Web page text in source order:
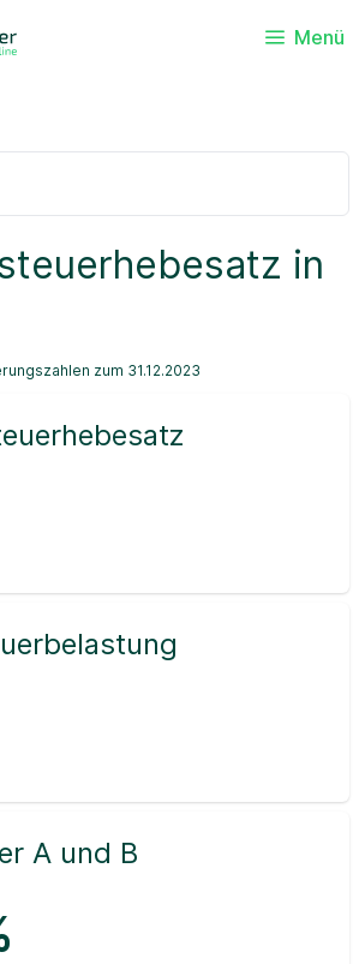
Menü
in
zum 31.12.2023
A und B